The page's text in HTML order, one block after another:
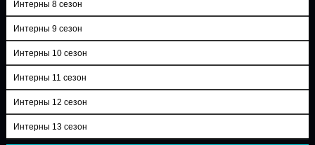
Интерны 8 сезон
Интерны 9 сезон
Интерны 10 сезон
Интерны 11 сезон
Интерны 12 сезон
Интерны 13 сезон